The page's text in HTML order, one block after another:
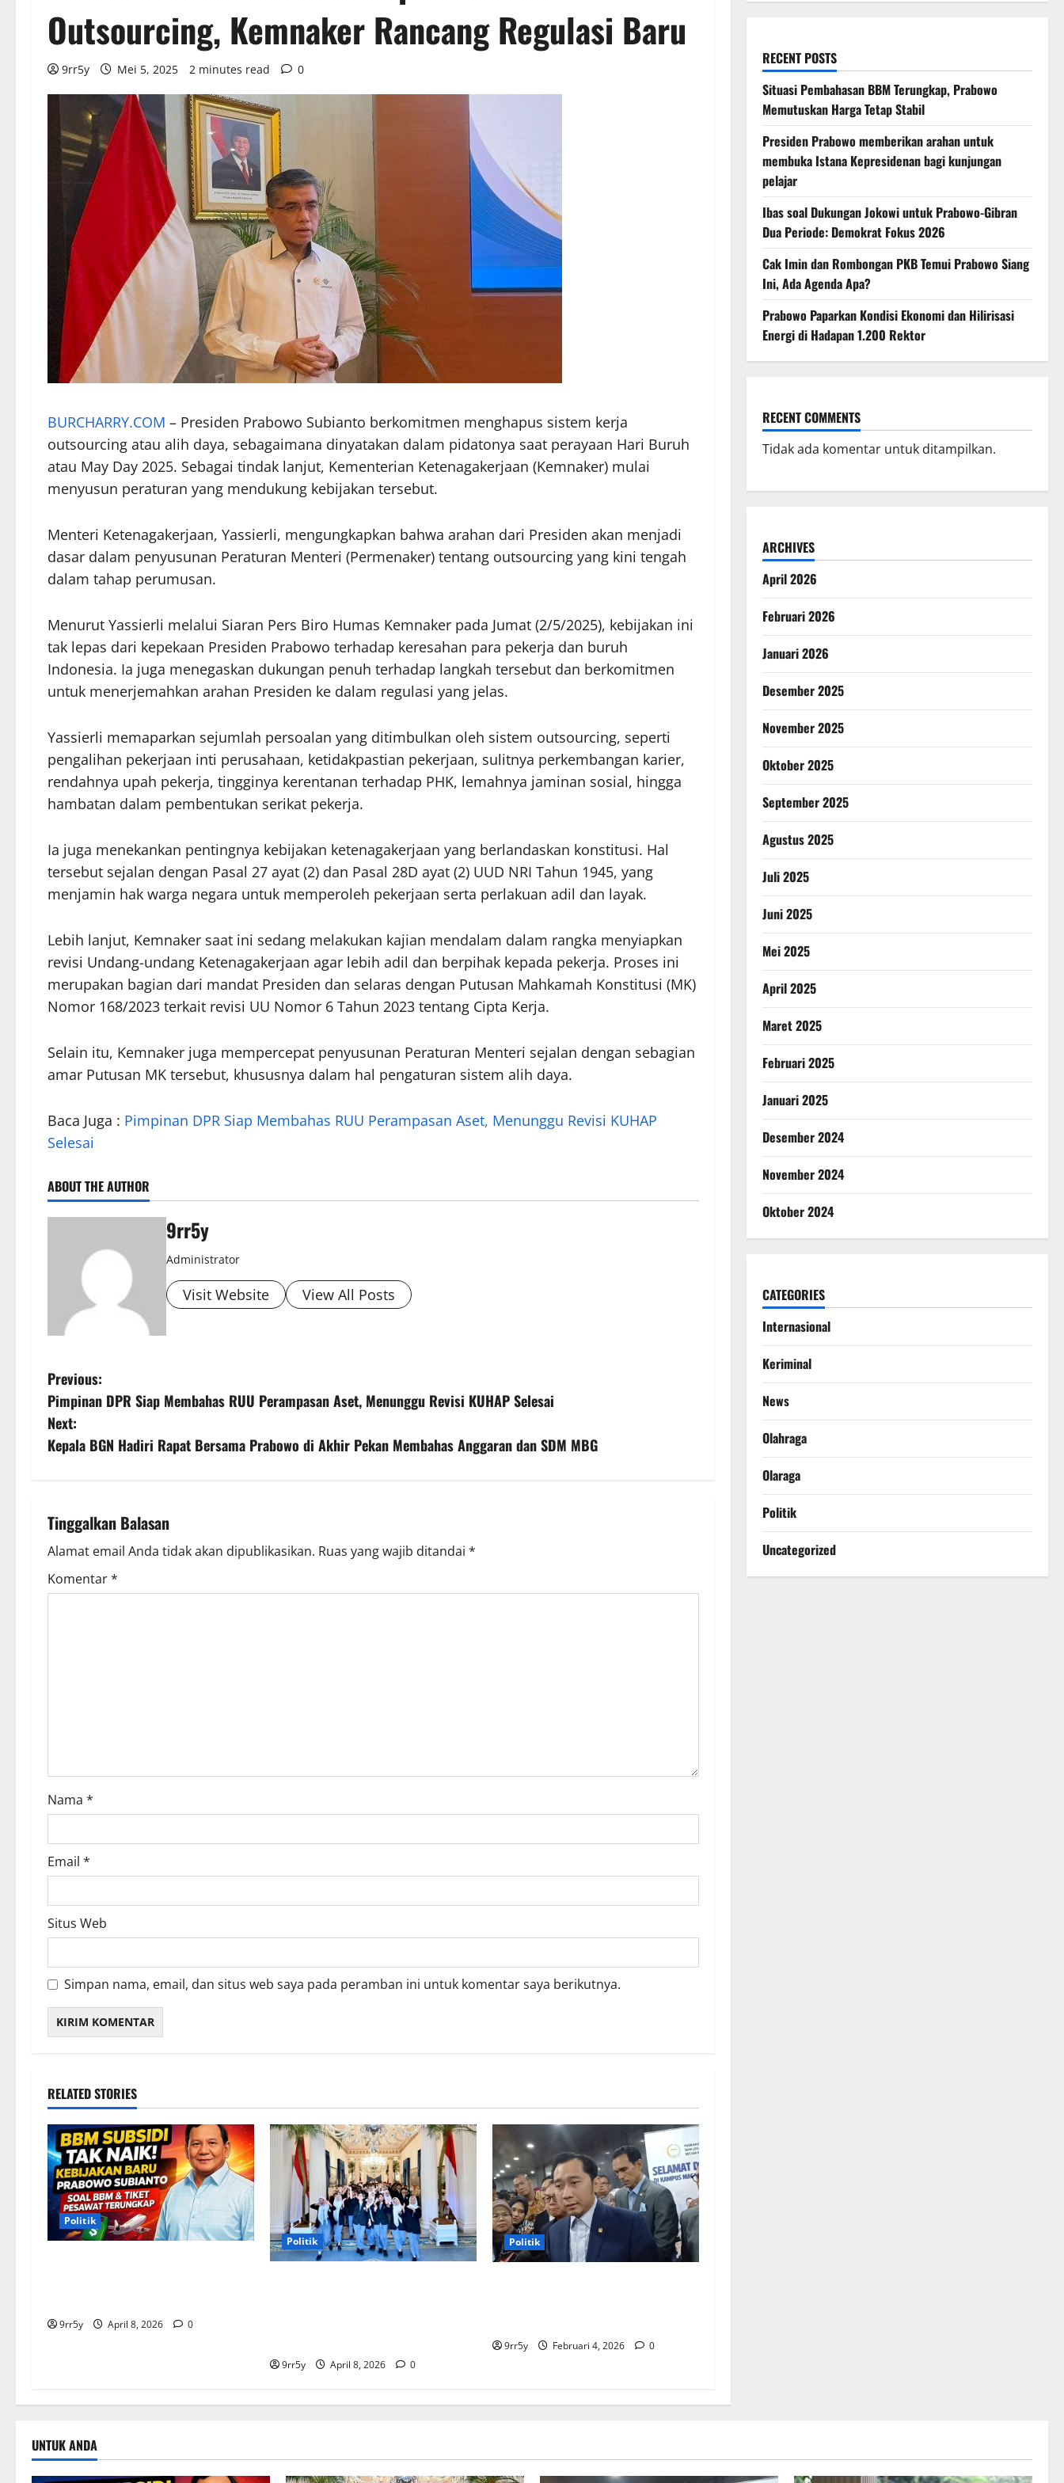
Outsourcing, Kemnaker Rancang Regulasi Baru
9rr5y Mei 5, 2025 2 minutes read 0
BURCHARRY.COM – Presiden Prabowo Subianto berkomitmen menghapus sistem kerja
outsourcing atau alih daya, sebagaimana dinyatakan dalam pidatonya saat perayaan Hari Buruh
atau May Day 2025. Sebagai tindak lanjut, Kementerian Ketenagakerjaan (Kemnaker) mulai
menyusun peraturan yang mendukung kebijakan tersebut.
Menteri Ketenagakerjaan, Yassierli, mengungkapkan bahwa arahan dari Presiden akan menjadi
dasar dalam penyusunan Peraturan Menteri (Permenaker) tentang outsourcing yang kini tengah
dalam tahap perumusan.
Menurut Yassierli melalui Siaran Pers Biro Humas Kemnaker pada Jumat (2/5/2025), kebijakan ini
tak lepas dari kepekaan Presiden Prabowo terhadap keresahan para pekerja dan buruh
Indonesia. Ia juga menegaskan dukungan penuh terhadap langkah tersebut dan berkomitmen
untuk menerjemahkan arahan Presiden ke dalam regulasi yang jelas.
Yassierli memaparkan sejumlah persoalan yang ditimbulkan oleh sistem outsourcing, seperti
pengalihan pekerjaan inti perusahaan, ketidakpastian pekerjaan, sulitnya perkembangan karier,
rendahnya upah pekerja, tingginya kerentanan terhadap PHK, lemahnya jaminan sosial, hingga
hambatan dalam pembentukan serikat pekerja.
Ia juga menekankan pentingnya kebijakan ketenagakerjaan yang berlandaskan konstitusi. Hal
tersebut sejalan dengan Pasal 27 ayat (2) dan Pasal 28D ayat (2) UUD NRI Tahun 1945, yang
menjamin hak warga negara untuk memperoleh pekerjaan serta perlakuan adil dan layak.
Lebih lanjut, Kemnaker saat ini sedang melakukan kajian mendalam dalam rangka menyiapkan
revisi Undang-undang Ketenagakerjaan agar lebih adil dan berpihak kepada pekerja. Proses ini
merupakan bagian dari mandat Presiden dan selaras dengan Putusan Mahkamah Konstitusi (MK)
Nomor 168/2023 terkait revisi UU Nomor 6 Tahun 2023 tentang Cipta Kerja.
Selain itu, Kemnaker juga mempercepat penyusunan Peraturan Menteri sejalan dengan sebagian
amar Putusan MK tersebut, khususnya dalam hal pengaturan sistem alih daya.
Baca Juga : Pimpinan DPR Siap Membahas RUU Perampasan Aset, Menunggu Revisi KUHAP
Selesai
ABOUT THE AUTHOR
9rr5y
Administrator
Visit Website View All Posts
P
o
s
n
a
v
o
n
Previous:
Pimpinan DPR Siap Membahas RUU Perampasan Aset, Menunggu Revisi KUHAP Selesai
Next:
Kepala BGN Hadiri Rapat Bersama Prabowo di Akhir Pekan Membahas Anggaran dan SDM MBG
Tinggalkan Balasan
Alamat email Anda tidak akan dipublikasikan. Ruas yang wajib ditandai *
Komentar*
Nama *
Email *
Situs Web
Simpan nama, email, dan situs web saya pada peramban ini untuk komentar saya berikutnya.
RELATED STORIES
Politik
9rr5y April 8, 2026 0
Politik
9rr5y April 8, 2026 0
Politik
9rr5y Februari 4, 2026 0
RECENT POSTS
Situasi Pembahasan BBM Terungkap, Prabowo
Memutuskan Harga Tetap Stabil
Presiden Prabowo memberikan arahan untuk
membuka Istana Kepresidenan bagi kunjungan
pelajar
Ibas soal Dukungan Jokowi untuk Prabowo-Gibran
Dua Periode: Demokrat Fokus 2026
Cak Imin dan Rombongan PKB Temui Prabowo Siang
Ini, Ada Agenda Apa?
Prabowo Paparkan Kondisi Ekonomi dan Hilirisasi
Energi di Hadapan 1.200 Rektor
RECENT COMMENTS
Tidak ada komentar untuk ditampilkan.
ARCHIVES
April 2026
Februari 2026
Januari 2026
Desember 2025
November 2025
Oktober 2025
September 2025
Agustus 2025
Juli 2025
Juni 2025
Mei 2025
April 2025
Maret 2025
Februari 2025
Januari 2025
Desember 2024
November 2024
Oktober 2024
CATEGORIES
Internasional
Keriminal
News
Olahraga
Olaraga
Politik
Uncategorized
UNTUK ANDA